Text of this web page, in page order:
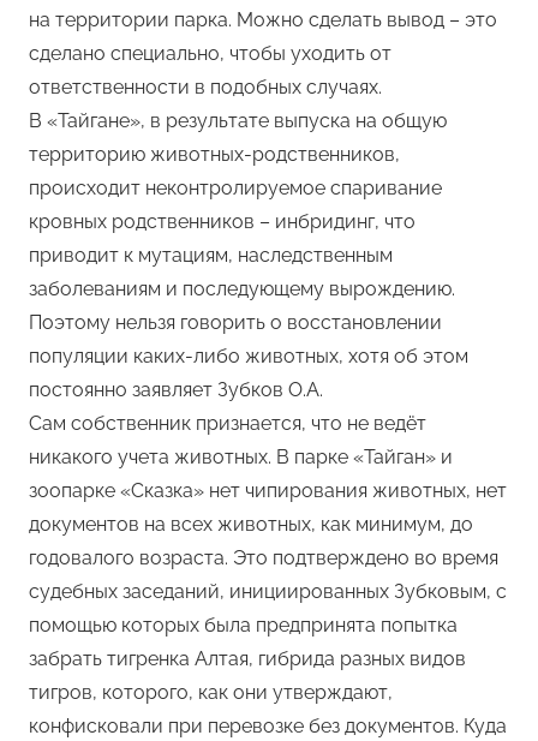
на территории парка. Можно сделать вывод – это
сделано специально, чтобы уходить от
ответственности в подобных случаях.
В «Тайгане», в результате выпуска на общую
территорию животных-родственников,
происходит неконтролируемое спаривание
кровных родственников – инбридинг, что
приводит к мутациям, наследственным
заболеваниям и последующему вырождению.
Поэтому нельзя говорить о восстановлении
популяции каких-либо животных, хотя об этом
постоянно заявляет Зубков О.А.
Сам собственник признается, что не ведёт
никакого учета животных. В парке «Тайган» и
зоопарке «Сказка» нет чипирования животных, нет
документов на всех животных, как минимум, до
годовалого возраста. Это подтверждено во время
судебных заседаний, инициированных Зубковым, с
помощью которых была предпринята попытка
забрать тигренка Алтая, гибрида разных видов
тигров, которого, как они утверждают,
конфисковали при перевозке без документов. Куда